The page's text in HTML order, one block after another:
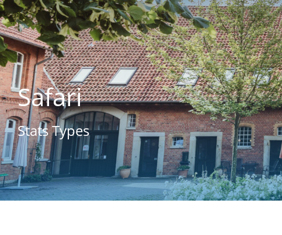
Safari
Stats Types